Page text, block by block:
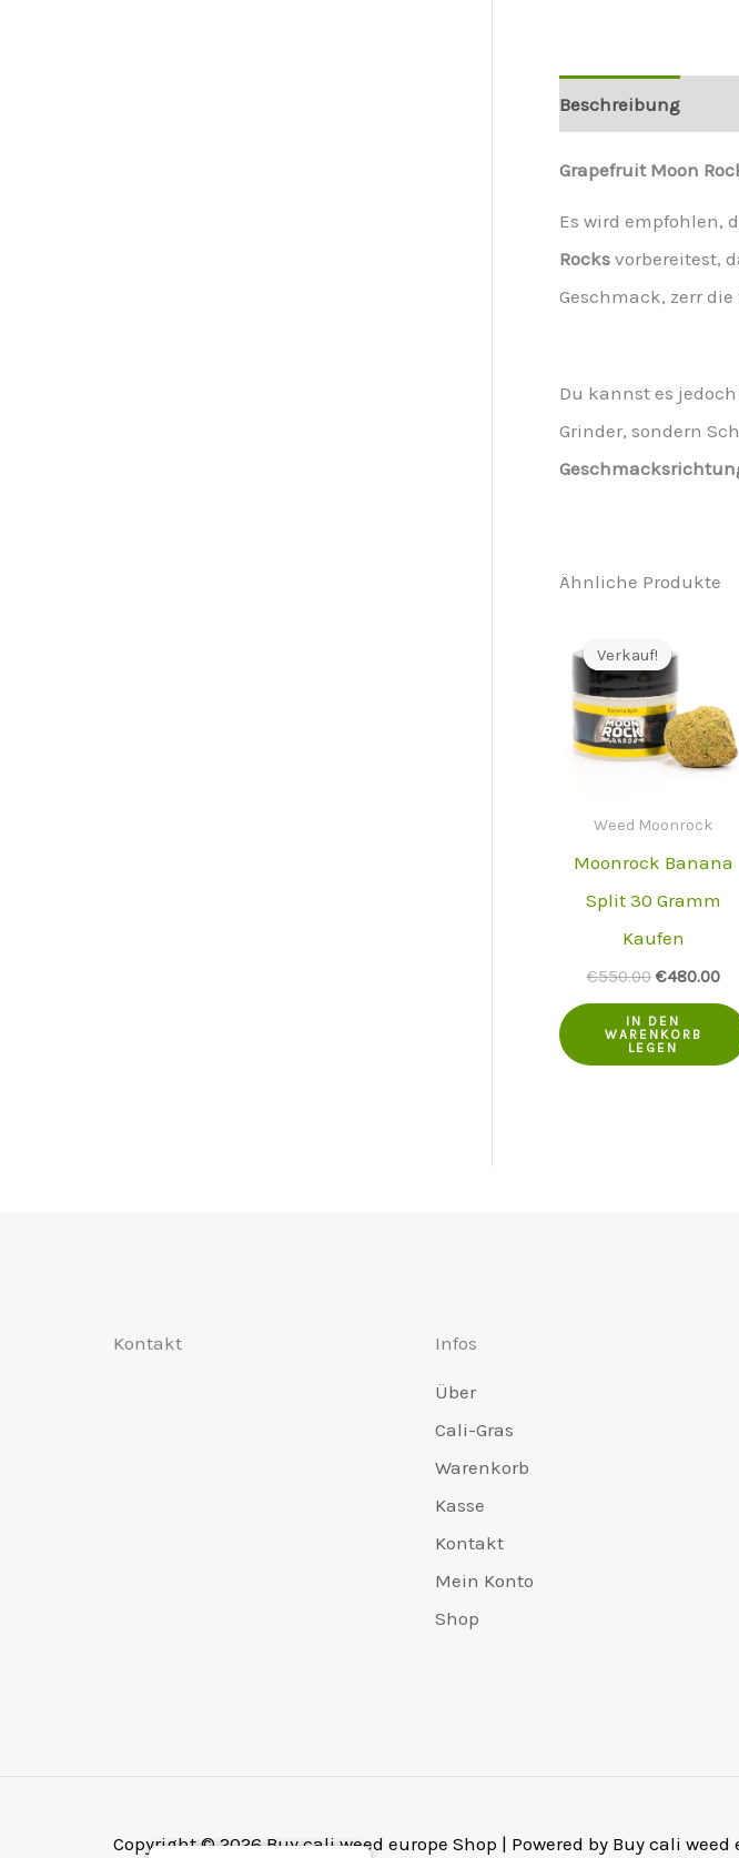
Beschreibung
Grapefruit Moon
Es wird empfohlen,
Rocks vorbereitest,
Geschmack, zerr
Du kannst es
Grinder, sondern
Ähnliche Produkte
Verkauf!
Verkauf!
Weed Moonrock
Moonrock Banana
Split 30 Gramm
Kaufen
€550.00 Der
Preis
war:
€550.00.
€480.00Der
IN DEN
WARENKORB
LEGEN
Kontakt Infos
Über
Cali-Gras
Warenkorb
Kasse
Kontakt
Mein Konto
Shop
Copyright © 2026 Buy cali weed europe Shop | Powered by Buy cali weed